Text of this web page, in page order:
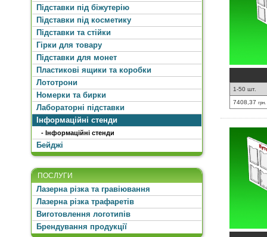
Підставки під біжутерію
Підставки під косметику
Підставки та стійки
Гірки для товару
Підставки для монет
Пластикові ящики та коробки
Лототрони
Номерки та бирки
Лабораторні підставки
Інформаційні стенди
- Інформаційні стенди
Бейджі
ПОСЛУГИ
Лазерна різка та гравіювання
Лазерна різка трафаретів
Виготовлення логотипів
Брендування продукції
1-50 шт.
7408,37 грн.